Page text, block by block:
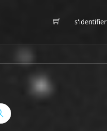
s'identifier